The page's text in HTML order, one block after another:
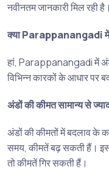
नवीनतम जानकारी मिल रही है।
क्या Parappanangadi में
हां, Parappanangadi में
विभिन्न कारकों के आधार पर
अंडों की कीमत सामान्य से
अंडों की कीमतों में बदलाव के
समय, कीमतें बढ़ सकती हैं।
तो कीमतें गिर सकती हैं।